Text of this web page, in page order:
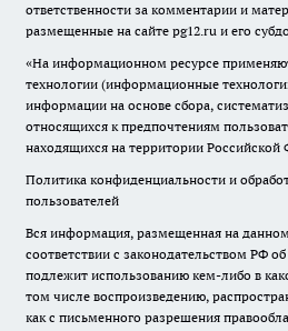
ответственности за комментарии и
размещенные на сайте pg12.ru и его
«На информационном ресурсе
технологии (информационные
информации на основе сбора,
относящихся к предпочтениям
находящихся на территории Российской
Политика конфиденциальности и
пользователей
Вся информация, размещенная на данном
соответствии с законодательством РФ
подлежит использованию кем-либо в
том числе воспроизведению,
как с письменного разрешения